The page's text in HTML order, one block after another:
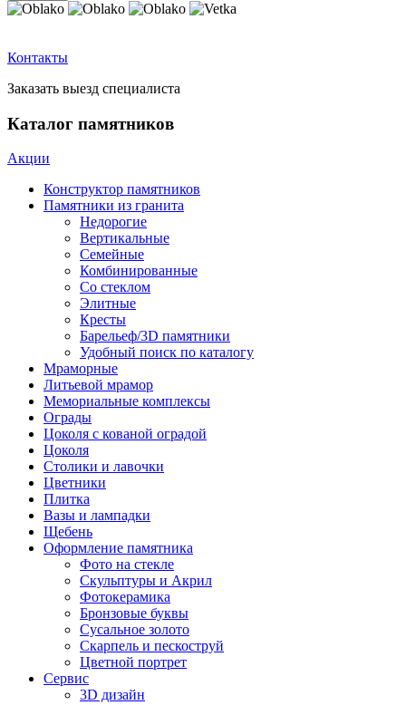
Контакты
Заказать выезд специалиста
Каталог памятников
Акции
Конструктор памятников
Памятники из гранита
Недорогие
Вертикальные
Семейные
Комбинированные
Со стеклом
Элитные
Кресты
Барельеф/3D памятники
Удобный поиск по каталогу
Мраморные
Литьевой мрамор
Мемориальные комплексы
Ограды
Цоколя с кованой оградой
Цоколя
Столики и лавочки
Цветники
Плитка
Вазы и лампадки
Щебень
Оформление памятника
Фото на стекле
Скульптуры и Акрил
Фотокерамика
Бронзовые буквы
Сусальное золото
Скарпель и пескоструй
Цветной портрет
Сервис
3D дизайн